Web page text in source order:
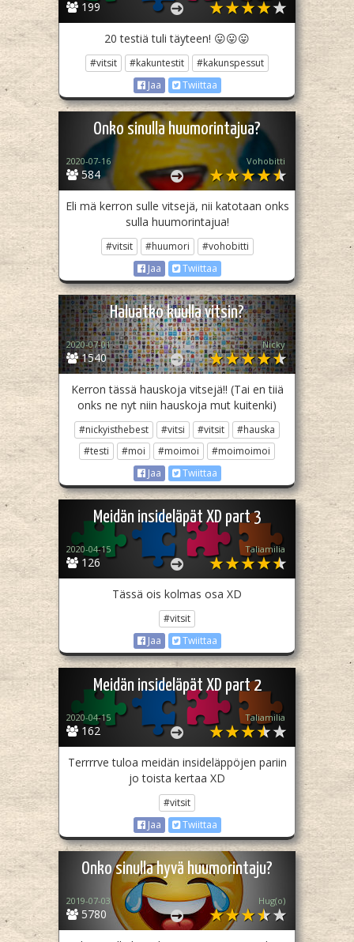
199
20 testiä tuli täyteen! 😛😛😛
#vitsit #kakuntestit
#kakunspessut
Jaa
Twiittaa
Onko sinulla huumorintajua?
584
2020-07-16 Vohobitti
Eli mä kerron sulle vitsejä, nii katotaan onks
sulla huumorintajua!
#vitsit #huumori
#vohobitti
Jaa
Twiittaa
Haluatko kuulla vitsin?
1540
2020-07-01 Nicky
Kerron tässä hauskoja vitsejä!! (Tai en tiiä
onks ne nyt niin hauskoja mut kuitenki)
#nickyisthebest #vitsi #vitsit
#hauska
#testi
#moi #moimoi
#moimoimoi
Jaa
Twiittaa
Meidän insideläpät XD part 3
126
2020-04-15 Taliamilia
Tässä ois kolmas osa XD
#vitsit
Jaa
Twiittaa
Meidän insideläpät XD part 2
162
2020-04-15 Taliamilia
Terrrrve tuloa meidän insideläppöjen pariin
jo toista kertaa XD
#vitsit
Jaa
Twiittaa
Onko sinulla hyvä huumorintaju?
5780
2019-07-03 Hug(o)